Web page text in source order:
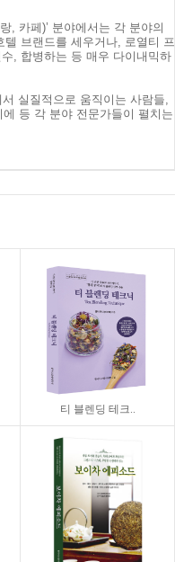
, 카페)’ 분야에서는 각 분야의
브랜드를 세우거나, 로열티 프
, 합병하는 등 매우 다이내믹하
실질적으로 움직이는 사람들,
등 각 분야 전문가들이 펼치는
티 블렌딩 테크..